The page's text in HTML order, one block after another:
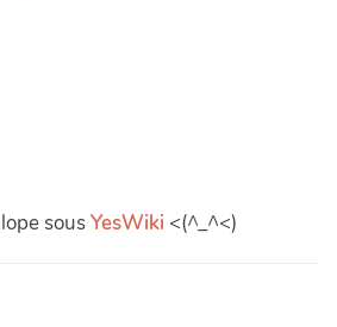
sousYesWiki <(^_^<)